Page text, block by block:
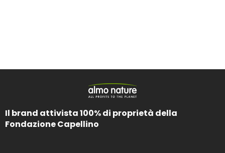
Il brand attivista 100% di proprietà della
Fondazione Capellino